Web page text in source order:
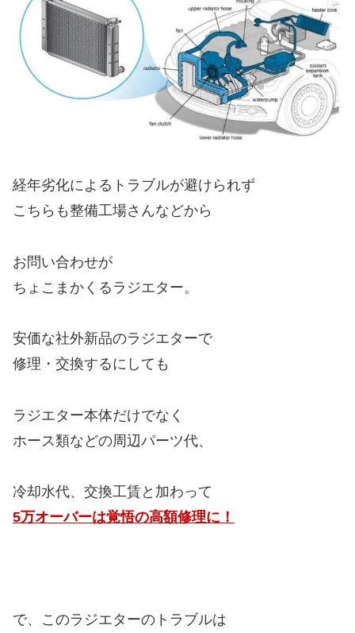
経年劣化によるトラブルが避けられず
こちらも整備工場さんなどから
お問い合わせが
ちょこまかくるラジエター。
安価な社外新品のラジエターで
修理・交換するにしても
ラジエター本体だけでなく
ホース類などの周辺パーツ代、
冷却水代、交換工賃と加わって
5万オーバーは覚悟の高額修理に！
で、このラジエターのトラブルは